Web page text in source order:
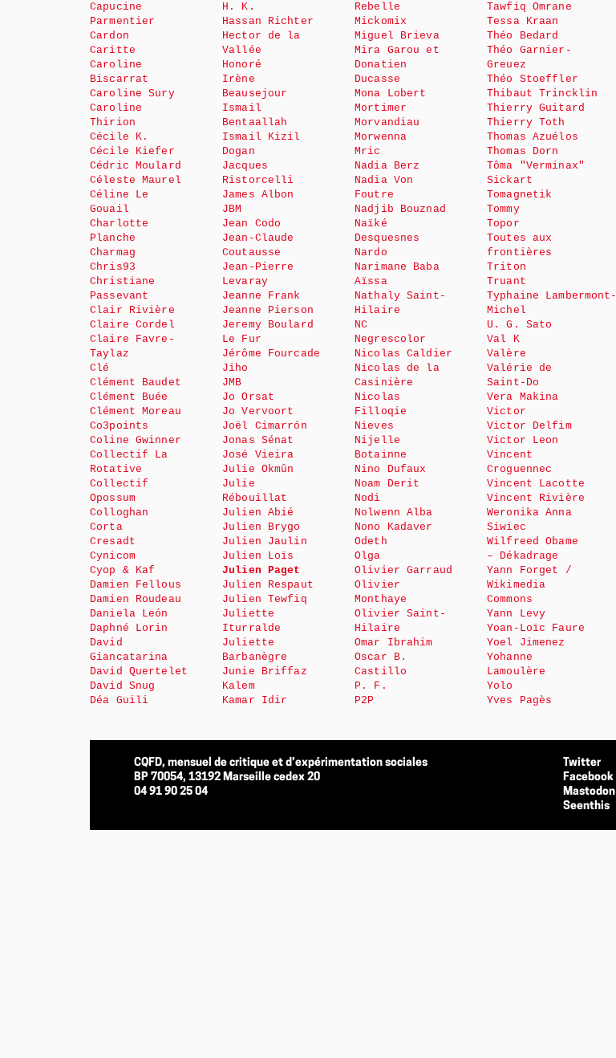
Capucine
Parmentier
Cardon
Caritte
Caroline
Biscarrat
Caroline Sury
Caroline
Thirion
Cécile K.
Cécile Kiefer
Cédric Moulard
Céleste Maurel
Céline Le
Gouail
Charlotte
Planche
Charmag
Chris93
Christiane
Passevant
Clair Rivière
Claire Cordel
Claire Favre-
Taylaz
Clé
Clément Baudet
Clément Buée
Clément Moreau
Co3points
Coline Gwinner
Collectif La
Rotative
Collectif
Opossum
Colloghan
Corta
Cresadt
Cynicom
Cyop & Kaf
Damien Fellous
Damien Roudeau
Daniela León
Daphné Lorin
David
Giancatarina
David Quertelet
David Snug
Déa Guili
H. K.
Hassan Richter
Hector de la
Vallée
Honoré
Irène
Beausejour
Ismail
Bentaallah
Ismail Kizil
Dogan
Jacques
Ristorcelli
James Albon
JBM
Jean Codo
Jean-Claude
Coutausse
Jean-Pierre
Levaray
Jeanne Frank
Jeanne Pierson
Jeremy Boulard
Le Fur
Jérôme Fourcade
Jiho
JMB
Jo Orsat
Jo Vervoort
Joël Cimarrón
Jonas Sénat
José Vieira
Julie Okmûn
Julie
Rébouillat
Julien Abié
Julien Brygo
Julien Jaulin
Julien Loïs
Julien Paget
Julien Respaut
Julien Tewfiq
Juliette
Iturralde
Juliette
Barbanègre
Junie Briffaz
Kalem
Kamar Idir
Rebelle
Mickomix
Miguel Brieva
Mira Garou et
Donatien
Ducasse
Mona Lobert
Mortimer
Morvandiau
Morwenna
Mric
Nadia Berz
Nadia Von
Foutre
Nadjib Bouznad
Naïké
Desquesnes
Nardo
Narimane Baba
Aïssa
Nathaly Saint-
Hilaire
NC
Negrescolor
Nicolas Caldier
Nicolas de la
Casinière
Nicolas
Filloqie
Nieves
Nijelle
Botainne
Nino Dufaux
Noam Derit
Nodi
Nolwenn Alba
Nono Kadaver
Odeth
Olga
Olivier Garraud
Olivier
Monthaye
Olivier Saint-
Hilaire
Omar Ibrahim
Oscar B.
Castillo
P. F.
P2P
Tawfiq Omrane
Tessa Kraan
Théo Bedard
Théo Garnier-
Greuez
Théo Stoeffler
Thibaut Trincklin
Thierry Guitard
Thierry Toth
Thomas Azuélos
Thomas Dorn
Tôma "Verminax"
Sickart
Tomagnetik
Tommy
Topor
Toutes aux
frontières
Triton
Truant
Typhaine Lambermont-
Michel
U. G. Sato
Val K
Valère
Valérie de
Saint-Do
Vera Makina
Victor
Victor Delfim
Victor Leon
Vincent
Croguennec
Vincent Lacotte
Vincent Rivière
Weronika Anna
Siwiec
Wilfreed Obame
– Dékadrage
Yann Forget /
Wikimedia
Commons
Yann Levy
Yoan-Loïc Faure
Yoel Jimenez
Yohanne
Lamoulère
Yolo
Yves Pagès
CQFD, mensuel de critique et d’expérimentation sociales
BP 70054, 13192 Marseille cedex 20
04 91 90 25 04
Twitter
Facebook
Mastodon
Seenthis